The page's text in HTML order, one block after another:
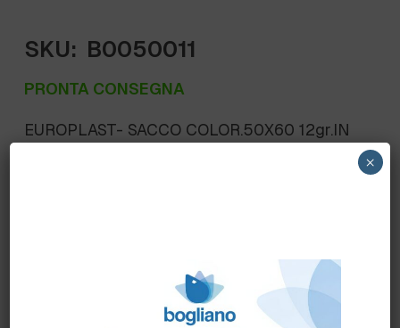
SKU: B0050011
PRONTA CONSEGNA
EUROPLAST- SACCO COLOR.50X60 12gr.IN
PE PER RIFIUTI – BANCALE 48 SCATOLE DA
Come ordinare?
×